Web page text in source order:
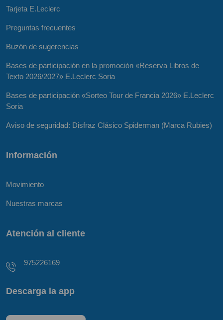
Tarjeta E.Leclerc
Preguntas frecuentes
Buzón de sugerencias
Bases de participación en la promoción «Reserva Libros de
Texto 2026/2027» E.Leclerc Soria
Bases de participación «Sorteo Tour de Francia 2026» E.Leclerc
Soria
Aviso de seguridad: Disfraz Clásico Spiderman (Marca Rubies)
Información
Movimiento
Nuestras marcas
Atención al cliente
975226169
Descarga la app